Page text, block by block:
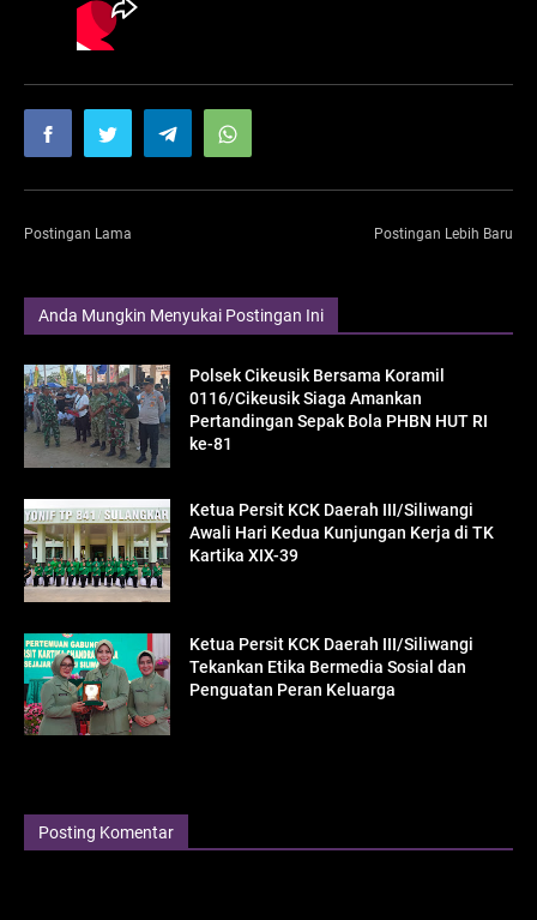
Postingan Lama Postingan Lebih Baru
Anda Mungkin Menyukai Postingan Ini
Polsek Cikeusik Bersama Koramil
0116/Cikeusik Siaga Amankan
Pertandingan Sepak Bola PHBN HUT RI
ke-81
Ketua Persit KCK Daerah III/Siliwangi
Awali Hari Kedua Kunjungan Kerja di TK
Kartika XIX-39
Ketua Persit KCK Daerah III/Siliwangi
Tekankan Etika Bermedia Sosial dan
Penguatan Peran Keluarga
Posting Komentar